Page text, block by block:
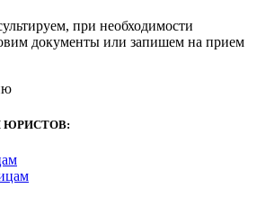
при необходимости
документы или запишем на прием
ЮРИСТОВ: